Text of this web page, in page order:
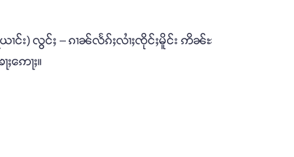
ၢင်း) လွင်ႈ – ၵၢၼ်လႅၵ်ႈလၢႆႈၸိုင်ႈမိူင်း ဢိၼ်ႊ
ဢေႃႈ။